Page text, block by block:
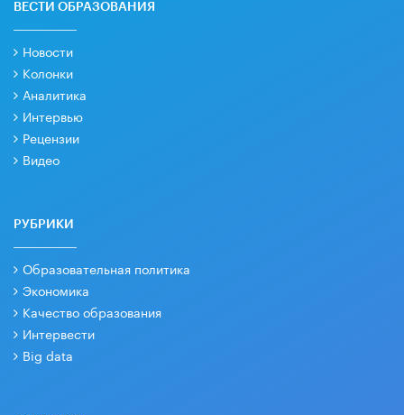
ВЕСТИ ОБРАЗОВАНИЯ
Новости
Колонки
Аналитика
Интервью
Рецензии
Видео
РУБРИКИ
Образовательная политика
Экономика
Качество образования
Интервести
Big data